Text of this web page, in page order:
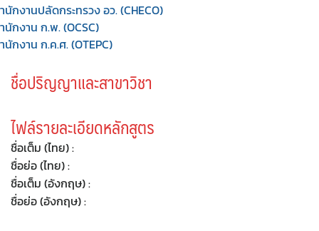
นักงานปลัดกระทรวง อว. (CHECO)
นักงาน ก.พ. (OCSC)
นักงาน ก.ค.ศ. (OTEPC)
ชื่อปริญญาและสาขาวิชา
ไฟล์รายละเอียดหลักสูตร
ชื่อเต็ม (ไทย) :
ชื่อย่อ (ไทย) :
ชื่อเต็ม (อังกฤษ) :
ชื่อย่อ (อังกฤษ) :